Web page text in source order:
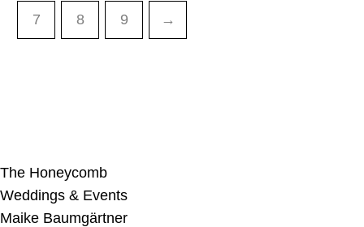
7 8 9 →
The Honeycomb
Weddings & Events
Maike Baumgärtner